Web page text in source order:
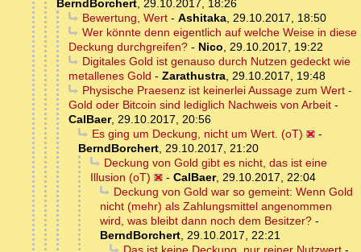
BerndBorchert, 29.10.2017, 18:26
Bewertung, Wert- Ashitaka, 29.10.2017, 18:50
Wer könnte denn eigentlich auf welche Weise in diese
Deckung durchgreifen? - Nico, 29.10.2017, 19:22
Digitales Gold ist genauso durch Nutzen gedeckt wie
metallenes Gold - Zarathustra, 29.10.2017, 19:48
Physische Praesenz ist keinerlei Aussage zum Wert -
Gold oder Bitcoin sind lediglich Nachweis von Arbeit -
CalBaer, 29.10.2017, 20:56
Es ging um Deckung, nicht um Wert. (oT)
-
BerndBorchert, 29.10.2017, 21:20
Deckung von Gold gibt es nicht, das ist eine
Illusion (oT)
- CalBaer, 29.10.2017, 22:04
Deckung von Gold war so gemeint: Wenn Gold
nicht (mehr) als Zahlungsmittel angenommen
wird, was bleibt dann noch dem Besitzer? -
BerndBorchert, 29.10.2017, 22:21